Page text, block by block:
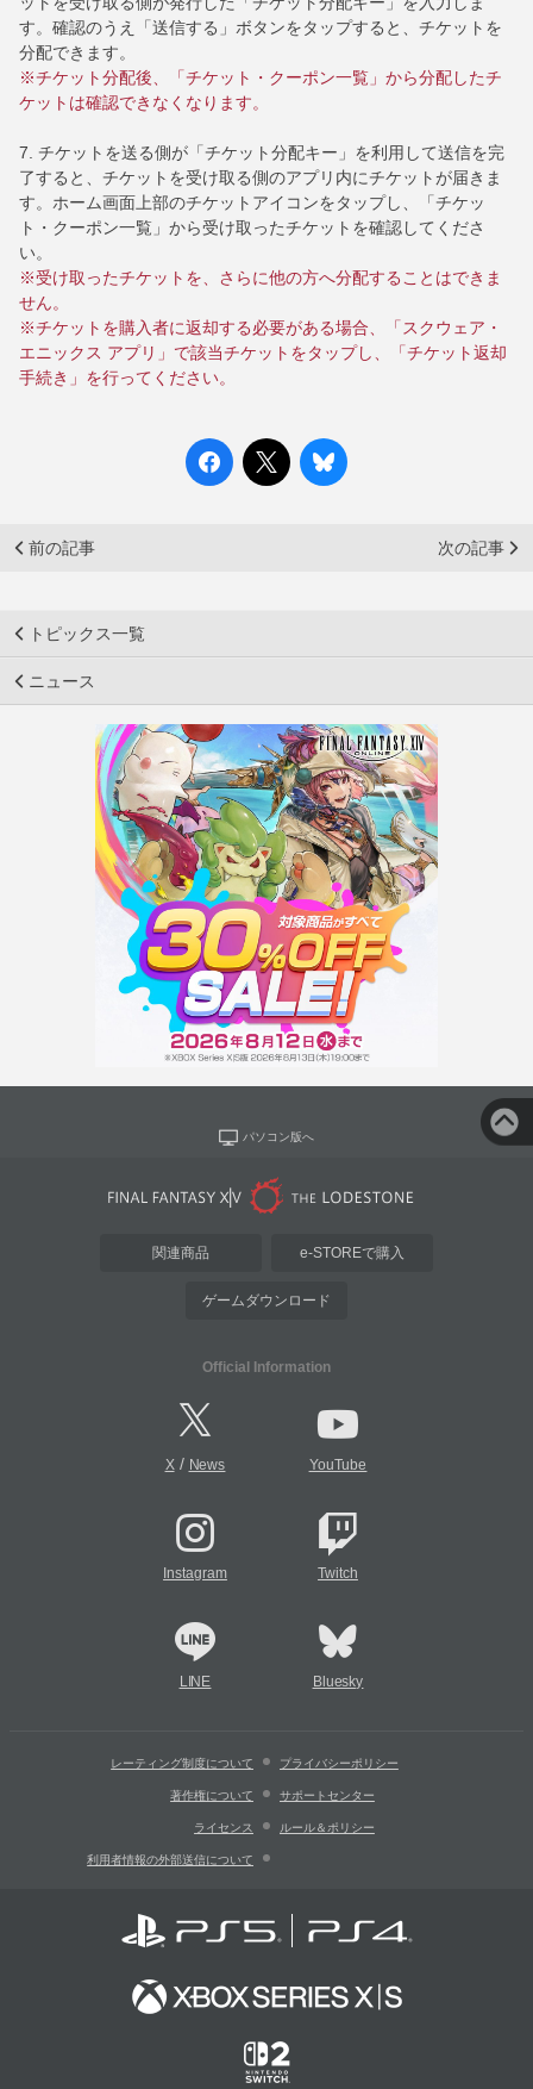
す。確認のうえ「送信する」ボタンをタップすると、チケットを
分配できます。
※チケット分配後、「チケット・クーポン一覧」から分配したチ
ケットは確認できなくなります。
7. チケットを送る側が「チケット分配キー」を利用して送信を完
了すると、チケットを受け取る側のアプリ内にチケットが届きま
す。ホーム画面上部のチケットアイコンをタップし、「チケッ
ト・クーポン一覧」から受け取ったチケットを確認してくださ
い。
※受け取ったチケットを、さらに他の方へ分配することはできま
せん。
※チケットを購入者に返却する必要がある場合、「スクウェア・
エニックス アプリ」で該当チケットをタップし、「チケット返却
手続き」を行ってください。
前の記事 次の記事
トピックス一覧
ニュース
パソコン版へ
関連商品 e-STOREで購入
ゲームダウンロード
Official Information
X/ News YouTube
Instagram Twitch
LINE Bluesky
レーティング制度について プライバシーポリシー
著作権について サポートセンター
ライセンス ルール＆ポリシー
利用者情報の外部送信について